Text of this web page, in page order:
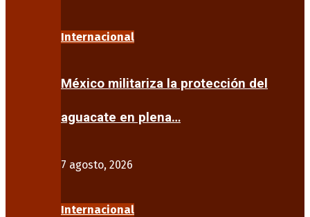
Internacional
México militariza la protección del
aguacate en plena…
7 agosto, 2026
Internacional